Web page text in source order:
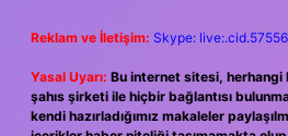
Reklam ve İletişim: Skype:
Yasal Uyarı: Bu internet sitesi, herhangi
şahıs şirketi ile hiçbir bağlantısı
kendi hazırladığımız makaleler